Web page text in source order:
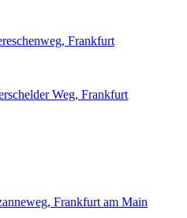
, Frankfurt
Weg, Frankfurt
, Frankfurt am Main